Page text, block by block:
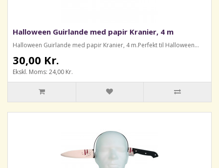
Halloween Guirlande med papir Kranier, 4 m
Halloween Guirlande med papir Kranier, 4 m.Perfekt til Halloween...
30,00 Kr.
Ekskl. Moms: 24,00 Kr.